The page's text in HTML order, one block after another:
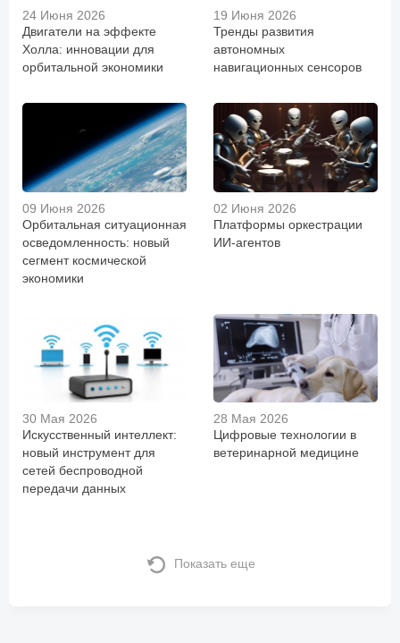
24 Июня 2026
Двигатели на эффекте
Холла: инновации для
орбитальной экономики
19 Июня 2026
Тренды развития
автономных
навигационных сенсоров
09 Июня 2026
Орбитальная ситуационная
осведомленность: новый
сегмент космической
экономики
02 Июня 2026
Платформы оркестрации
ИИ-агентов
30 Мая 2026
Искусственный интеллект:
новый инструмент для
сетей беспроводной
передачи данных
28 Мая 2026
Цифровые технологии в
ветеринарной медицине
Показать еще